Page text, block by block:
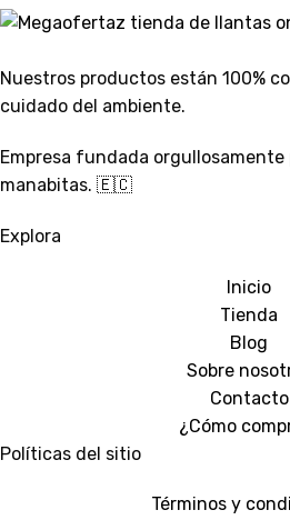
Nuestros productos están 100%
cuidado del ambiente.
Empresa fundada orgullosamente
manabitas. 🇪🇨
Explora
Inicio
Tienda
Blog
Sobre
Contacto
¿Cómo
Políticas del sitio
Términos y